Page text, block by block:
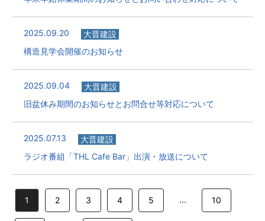
2025.09.20
大晋建設
構造見学会開催のお知らせ
2025.09.04
大晋建設
旧盆休み期間のお知らせとお問合せ等対応について
2025.07.13
大晋建設
ラジオ番組「THL Cafe Bar」出演・放送について
1 2 3 4 5 ... 10